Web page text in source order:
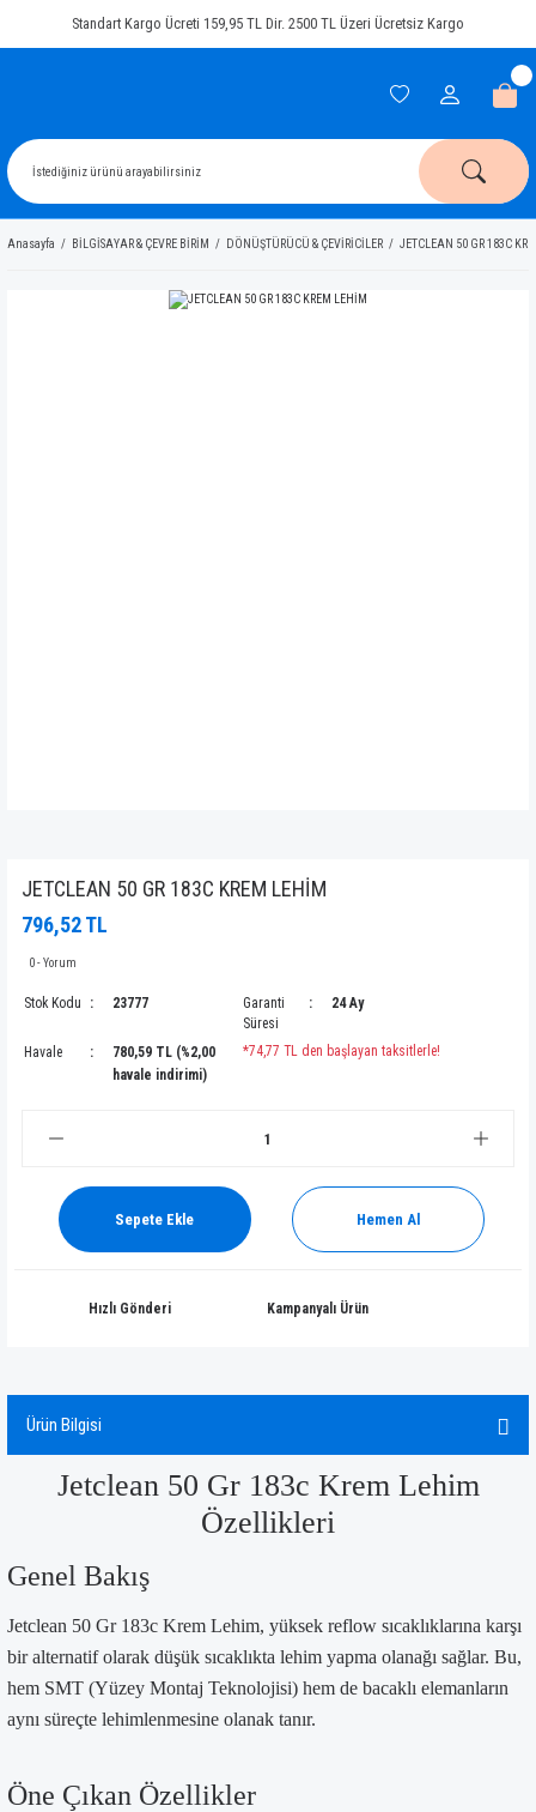
Standart Kargo Ücreti 159,95 TL Dir. 2500 TL Üzeri Ücretsiz Kargo
Anasayfa BİLGİSAYAR & ÇEVRE BİRİM DÖNÜŞTÜRÜCÜ & ÇEVİRİCİLER JETCLEAN 50 GR 183C
JETCLEAN 50 GR 183C KREM LEHİM
796,52 TL
0 - Yorum
Stok Kodu 23777
Garanti
Süresi
24 Ay
Havale
780,59 TL (%2,00
havale indirimi)
*74,77 TL den başlayan taksitlerle!
Sepete Ekle Hemen Al
Hızlı Gönderi Kampanyalı Ürün
Ürün Bilgisi
Jetclean 50 Gr 183c Krem Lehim
Özellikleri
Genel Bakış
Jetclean 50 Gr 183c Krem Lehim, yüksek reflow sıcaklıklarına karşı
bir alternatif olarak düşük sıcaklıkta lehim yapma olanağı sağlar. Bu,
hem SMT (Yüzey Montaj Teknolojisi) hem de bacaklı elemanların
aynı süreçte lehimlenmesine olanak tanır.
Öne Çıkan Özellikler